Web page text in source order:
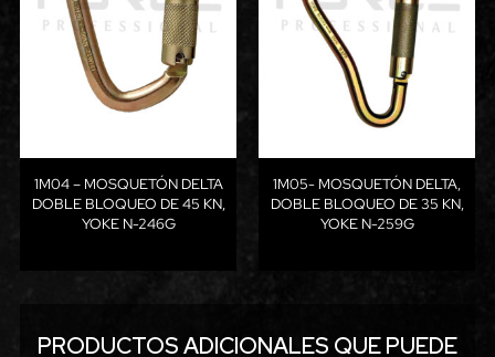
1M04 – MOSQUETÓN DELTA
DOBLE BLOQUEO DE 45 KN,
YOKE N-246G
1M05- MOSQUETÓN DELTA,
DOBLE BLOQUEO DE 35 KN,
YOKE N-259G
PRODUCTOS ADICIONALES QUE PUEDE